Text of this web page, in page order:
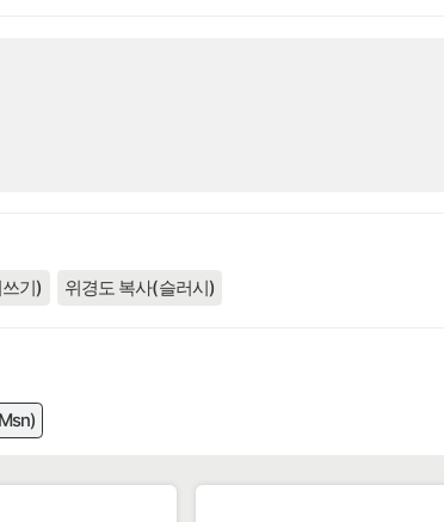
기) 위경도 복사(슬러시)